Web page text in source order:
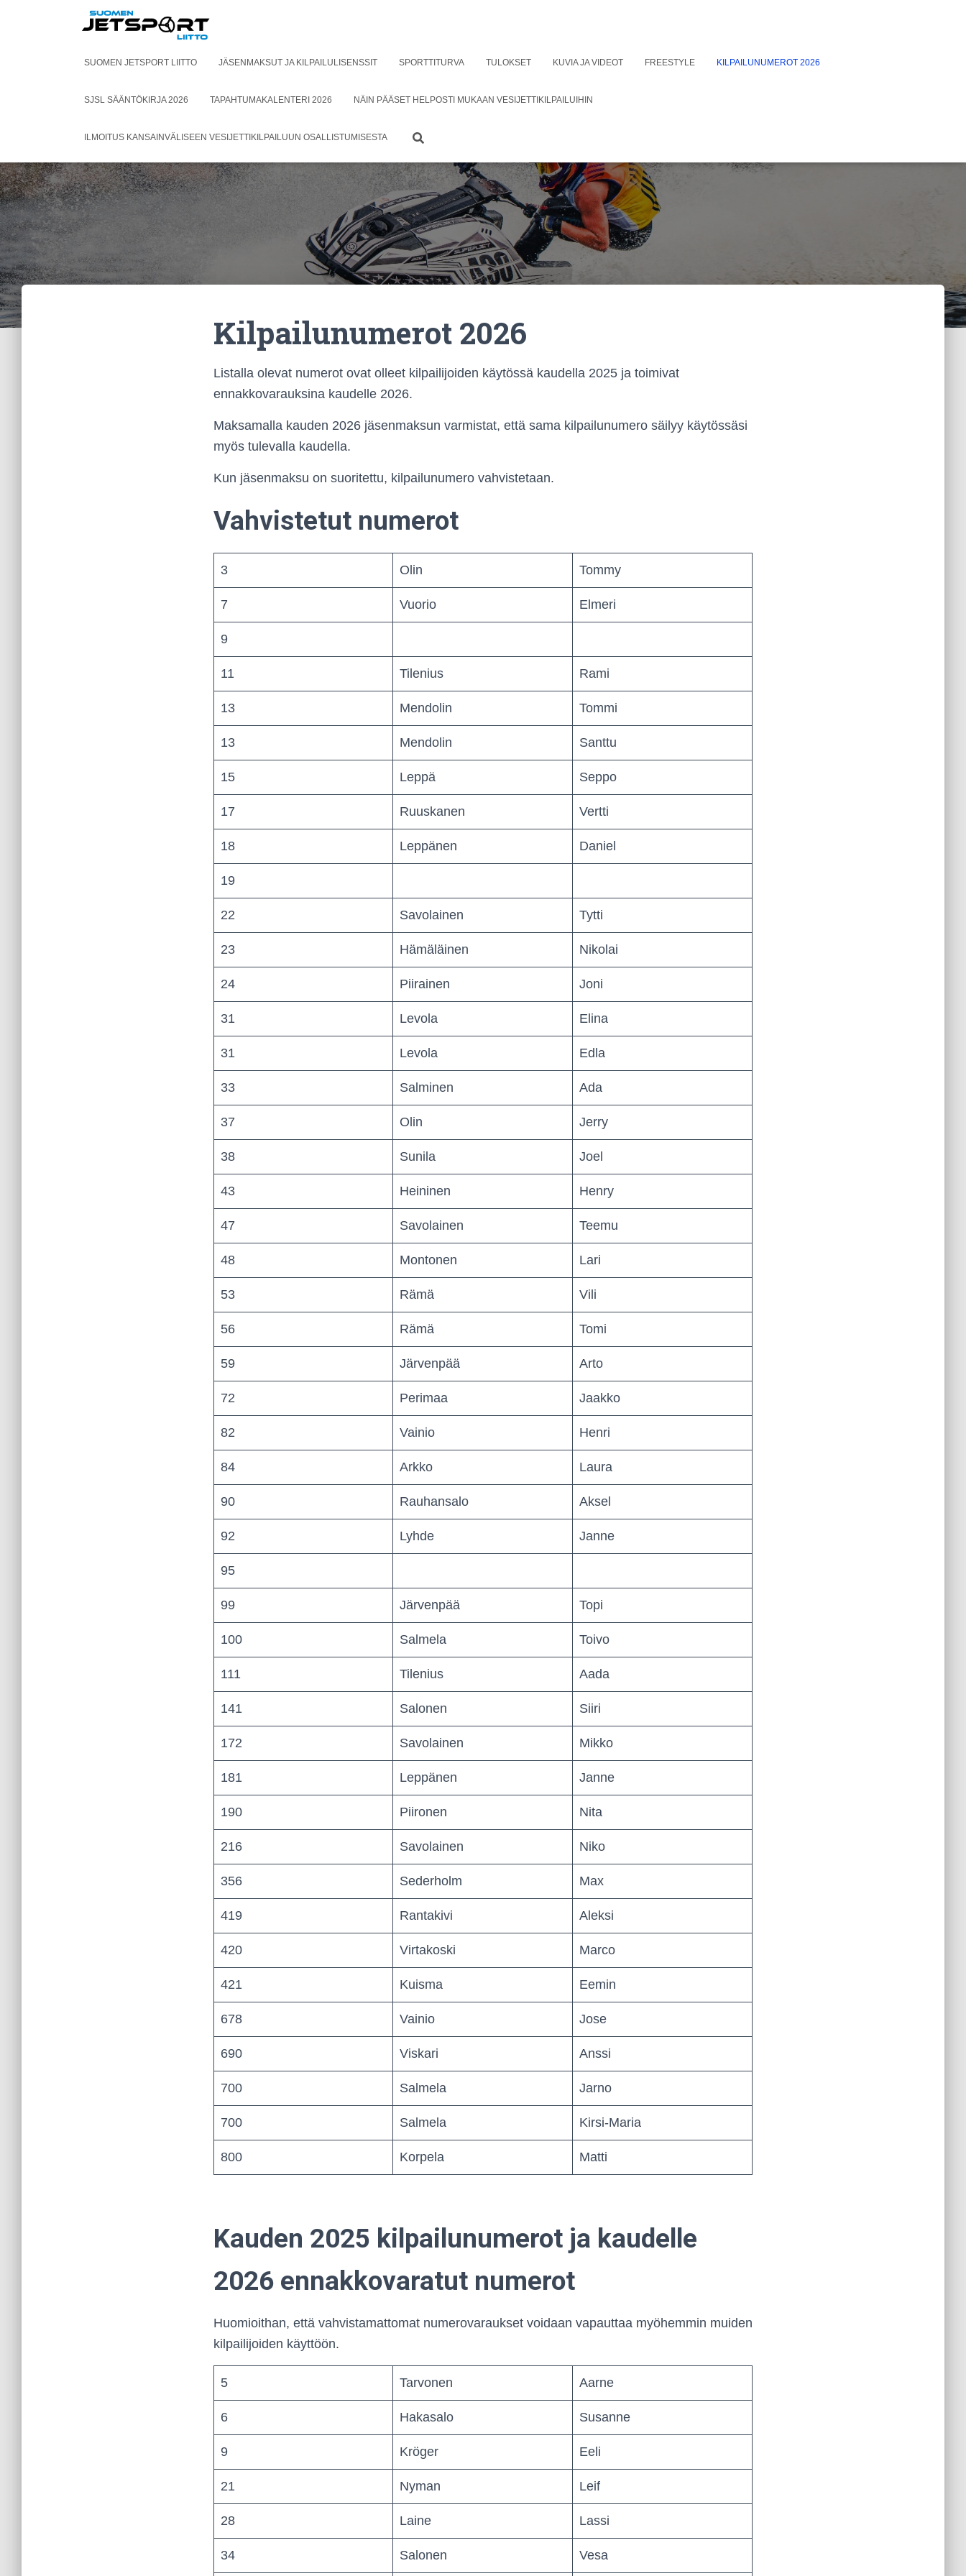
SUOMEN JETSPORT LIITTO JÄSENMAKSUT JA KILPAILULISENSSIT SPORTTITURVA TULOKSET KUVIA JA VIDEOT FREESTYLE KILPAILUNUMEROT 2026
SJSL SÄÄNTÖKIRJA 2026 TAPAHTUMAKALENTERI 2026 NÄIN PÄÄSET HELPOSTI MUKAAN VESIJETTIKILPAILUIHIN
ILMOITUS KANSAINVÄLISEEN VESIJETTIKILPAILUUN OSALLISTUMISESTA
Kilpailunumerot 2026
Listalla olevat numerot ovat olleet kilpailijoiden käytössä kaudella 2025 ja toimivat
ennakkovarauksina kaudelle 2026.
Maksamalla kauden 2026 jäsenmaksun varmistat, että sama kilpailunumero säilyy käytössäsi
myös tulevalla kaudella.
Kun jäsenmaksu on suoritettu, kilpailunumero vahvistetaan.
Vahvistetut numerot
3 Olin Tommy
7 Vuorio Elmeri
9
11 Tilenius Rami
13 Mendolin Tommi
13 Mendolin Santtu
15 Leppä Seppo
17 Ruuskanen Vertti
18 Leppänen Daniel
19
22 Savolainen Tytti
23 Hämäläinen Nikolai
24 Piirainen Joni
31 Levola Elina
31 Levola Edla
33 Salminen Ada
37 Olin Jerry
38 Sunila Joel
43 Heininen Henry
47 Savolainen Teemu
48 Montonen Lari
53 Rämä Vili
56 Rämä Tomi
59 Järvenpää Arto
72 Perimaa Jaakko
82 Vainio Henri
84 Arkko Laura
90 Rauhansalo Aksel
92 Lyhde Janne
95
99 Järvenpää Topi
100 Salmela Toivo
111 Tilenius Aada
141 Salonen Siiri
172 Savolainen Mikko
181 Leppänen Janne
190 Piironen Nita
216 Savolainen Niko
356 Sederholm Max
419 Rantakivi Aleksi
420 Virtakoski Marco
421 Kuisma Eemin
678 Vainio Jose
690 Viskari Anssi
700 Salmela Jarno
700 Salmela Kirsi-Maria
800 Korpela Matti
Kauden 2025 kilpailunumerot ja kaudelle
2026 ennakkovaratut numerot
Huomioithan, että vahvistamattomat numerovaraukset voidaan vapauttaa myöhemmin muiden
kilpailijoiden käyttöön.
5 Tarvonen Aarne
6 Hakasalo Susanne
9 Kröger Eeli
21 Nyman Leif
28 Laine Lassi
34 Salonen Vesa